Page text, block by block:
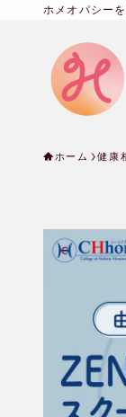
ホメオパシー
ホーム 健康